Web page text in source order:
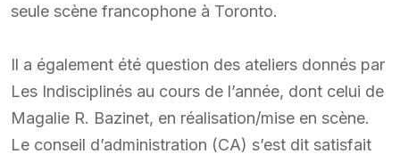
seule scène francophone à Toronto.
Il a également été question des ateliers donnés par
Les Indisciplinés au cours de l’année, dont celui de
Magalie R. Bazinet, en réalisation/mise en scène.
Le conseil d’administration (CA) s’est dit satisfait